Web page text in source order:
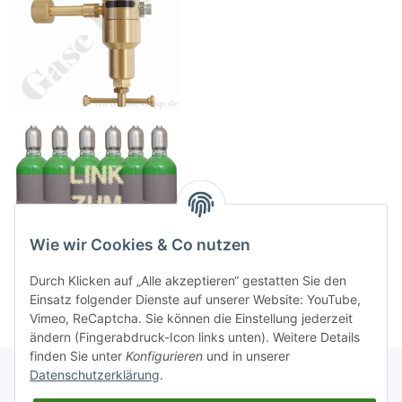
Wie wir Cookies & Co nutzen
Durch Klicken auf „Alle akzeptieren“ gestatten Sie den
Einsatz folgender Dienste auf unserer Website: YouTube,
Vimeo, ReCaptcha. Sie können die Einstellung jederzeit
ändern (Fingerabdruck-Icon links unten). Weitere Details
finden Sie unter Konfigurieren und in unserer
Datenschutzerklärung.